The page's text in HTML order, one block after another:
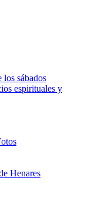
los sábados
espirituales y
Henares